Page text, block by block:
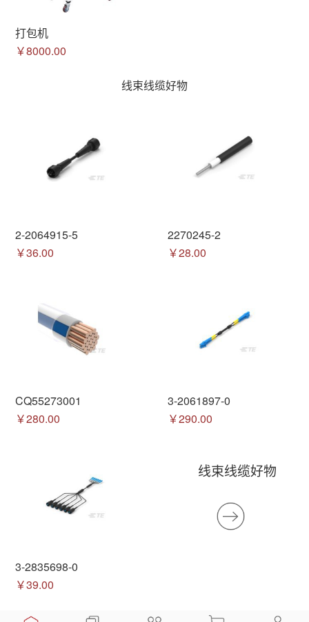
打包机
￥8000.00
线束线缆好物
2-2064915-5
￥36.00
2270245-2
￥28.00
CQ55273001
￥280.00
3-2061897-0
￥290.00
3-2835698-0
￥39.00
线束线缆好物